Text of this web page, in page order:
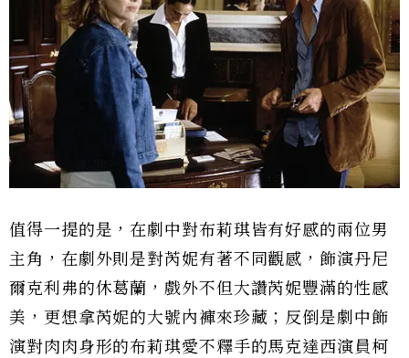
值得一提的是，在劇中對布莉琪皆有好感的兩位男
主角，在劇外則是對芮妮有著不同觀感，飾演丹尼
爾克利弗的休葛蘭，戲外不但大讚芮妮豐滿的性感
美，更想拿芮妮的大號內褲來珍藏；反倒是劇中飾
演對肉肉身形的布莉琪愛不釋手的馬克達西演員柯